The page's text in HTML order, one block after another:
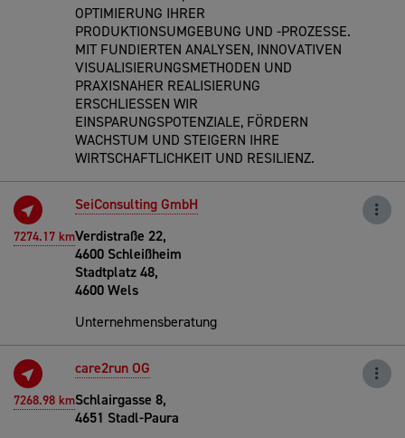
OPTIMIERUNG IHRER
PRODUKTIONSUMGEBUNG UND -PROZESSE.
MIT FUNDIERTEN ANALYSEN, INNOVATIVEN
VISUALISIERUNGSMETHODEN UND
PRAXISNAHER REALISIERUNG
ERSCHLIESSEN WIR
EINSPARUNGSPOTENZIALE, FÖRDERN
WACHSTUM UND STEIGERN IHRE
WIRTSCHAFTLICHKEIT UND RESILIENZ.
7274.17 km
SeiConsulting GmbH
Verdistraße 22,
4600 Schleißheim
Stadtplatz 48,
4600 Wels
Unternehmensberatung
7268.98 km
care2run OG
Schlairgasse 8,
4651 Stadl-Paura